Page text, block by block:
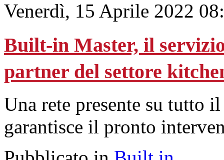
Venerdì, 15 Aprile 2022
Built-in Master, il
partner del settore
Una rete presente su tutto
garantisce il pronto